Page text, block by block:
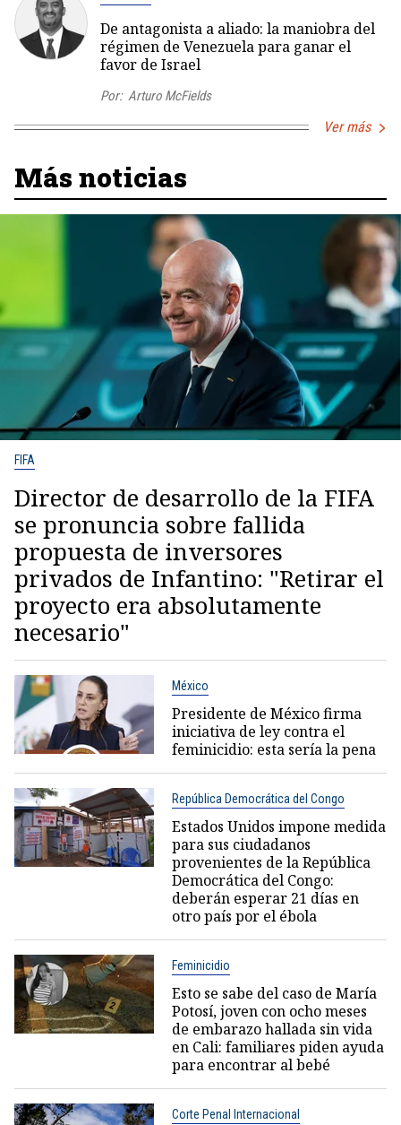
De antagonista a aliado: la maniobra del
régimen de Venezuela para ganar el
favor de Israel
Por: Arturo McFields
Ver más
Más noticias
FIFA
Director de desarrollo de la FIFA
se pronuncia sobre fallida
propuesta de inversores
privados de Infantino: "Retirar el
proyecto era absolutamente
necesario"
México
Presidente de México firma
iniciativa de ley contra el
feminicidio: esta sería la pena
República Democrática del Congo
Estados Unidos impone medida
para sus ciudadanos
provenientes de la República
Democrática del Congo:
deberán esperar 21 días en
otro país por el ébola
Feminicidio
Esto se sabe del caso de María
Potosí, joven con ocho meses
de embarazo hallada sin vida
en Cali: familiares piden ayuda
para encontrar al bebé
Corte Penal Internacional